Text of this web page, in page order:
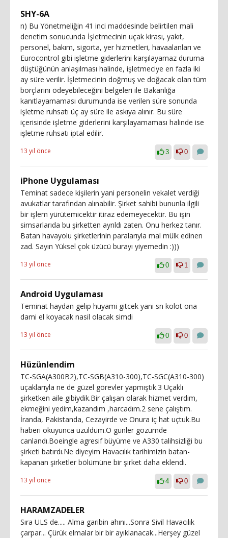
SHY-6A
n) Bu Yönetmeliğin 41 inci maddesinde belirtilen mali
denetim sonucunda İşletmecinin uçak kirası, yakıt,
personel, bakım, sigorta, yer hizmetleri, havaalanları ve
Eurocontrol gibi işletme giderlerini karşılayamaz duruma
düştüğünün anlaşılması halinde, işletmeciye en fazla iki
ay süre verilir. İşletmecinin doğmuş ve doğacak olan tüm
borçlarını ödeyebileceğini belgeleri ile Bakanlığa
kanıtlayamaması durumunda ise verilen süre sonunda
işletme ruhsatı üç ay süre ile askıya alınır. Bu süre
içerisinde işletme giderlerini karşılayamaması halinde ise
işletme ruhsatı iptal edilir.
13 yıl önce 3 0
iPhone Uygulaması
Teminat sadece kişilerin yani personelin vekalet verdiği
avukatlar tarafından alınabilir. Şirket sahibi bununla ilgili
bir işlem yürütemicektir itiraz edemeyecektir. Bu işin
simsarlarıda bu şirketten ayrıldı zaten. Onu herkez tanır.
Batan havayolu şirketlerinin paralarıyla mal mülk edinen
zad. Sayın Yüksel çok üzücü burayı yiyemedin :)))
13 yıl önce 0 1
Android Uygulaması
Teminat haydan gelip huyami gitcek yani sn kolot ona
dami el koyacak nasil olacak simdi
13 yıl önce 0 0
Hüzünlendim
TC-SGA(A300B2),TC-SGB(A310-300),TC-SGC(A310-300)
uçaklarıyla ne de güzel görevler yapmıştık.3 Uçaklı
şirketken aile gibiydik.Bir çalışan olarak hizmet verdim,
ekmeğini yedim,kazandım ,harcadım.2 sene çalıştım.
İranda, Pakistanda, Cezayirde ve Onura iç hat uçtuk.Bu
haberi okuyunca üzüldüm.O günler gözümde
canlandı.Boeingle agresif büyüme ve A330 talihsizliği bu
şirketi batırdı.Ne diyeyim Havacılık tarihimizin batan-
kapanan şirketler bölümüne bir şirket daha eklendi.
13 yıl önce 4 0
HARAMZADELER
Sıra ULS de..... Alma garibin ahını...Sonra Sivil Havacılık
çarpar... Çürük elmalar bir bir ayıklanacak...Herşey güzel